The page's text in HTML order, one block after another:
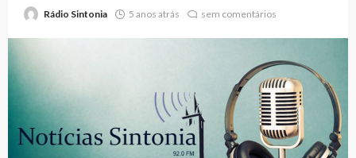
Rádio Sintonia 5 anos atrás sem comentários